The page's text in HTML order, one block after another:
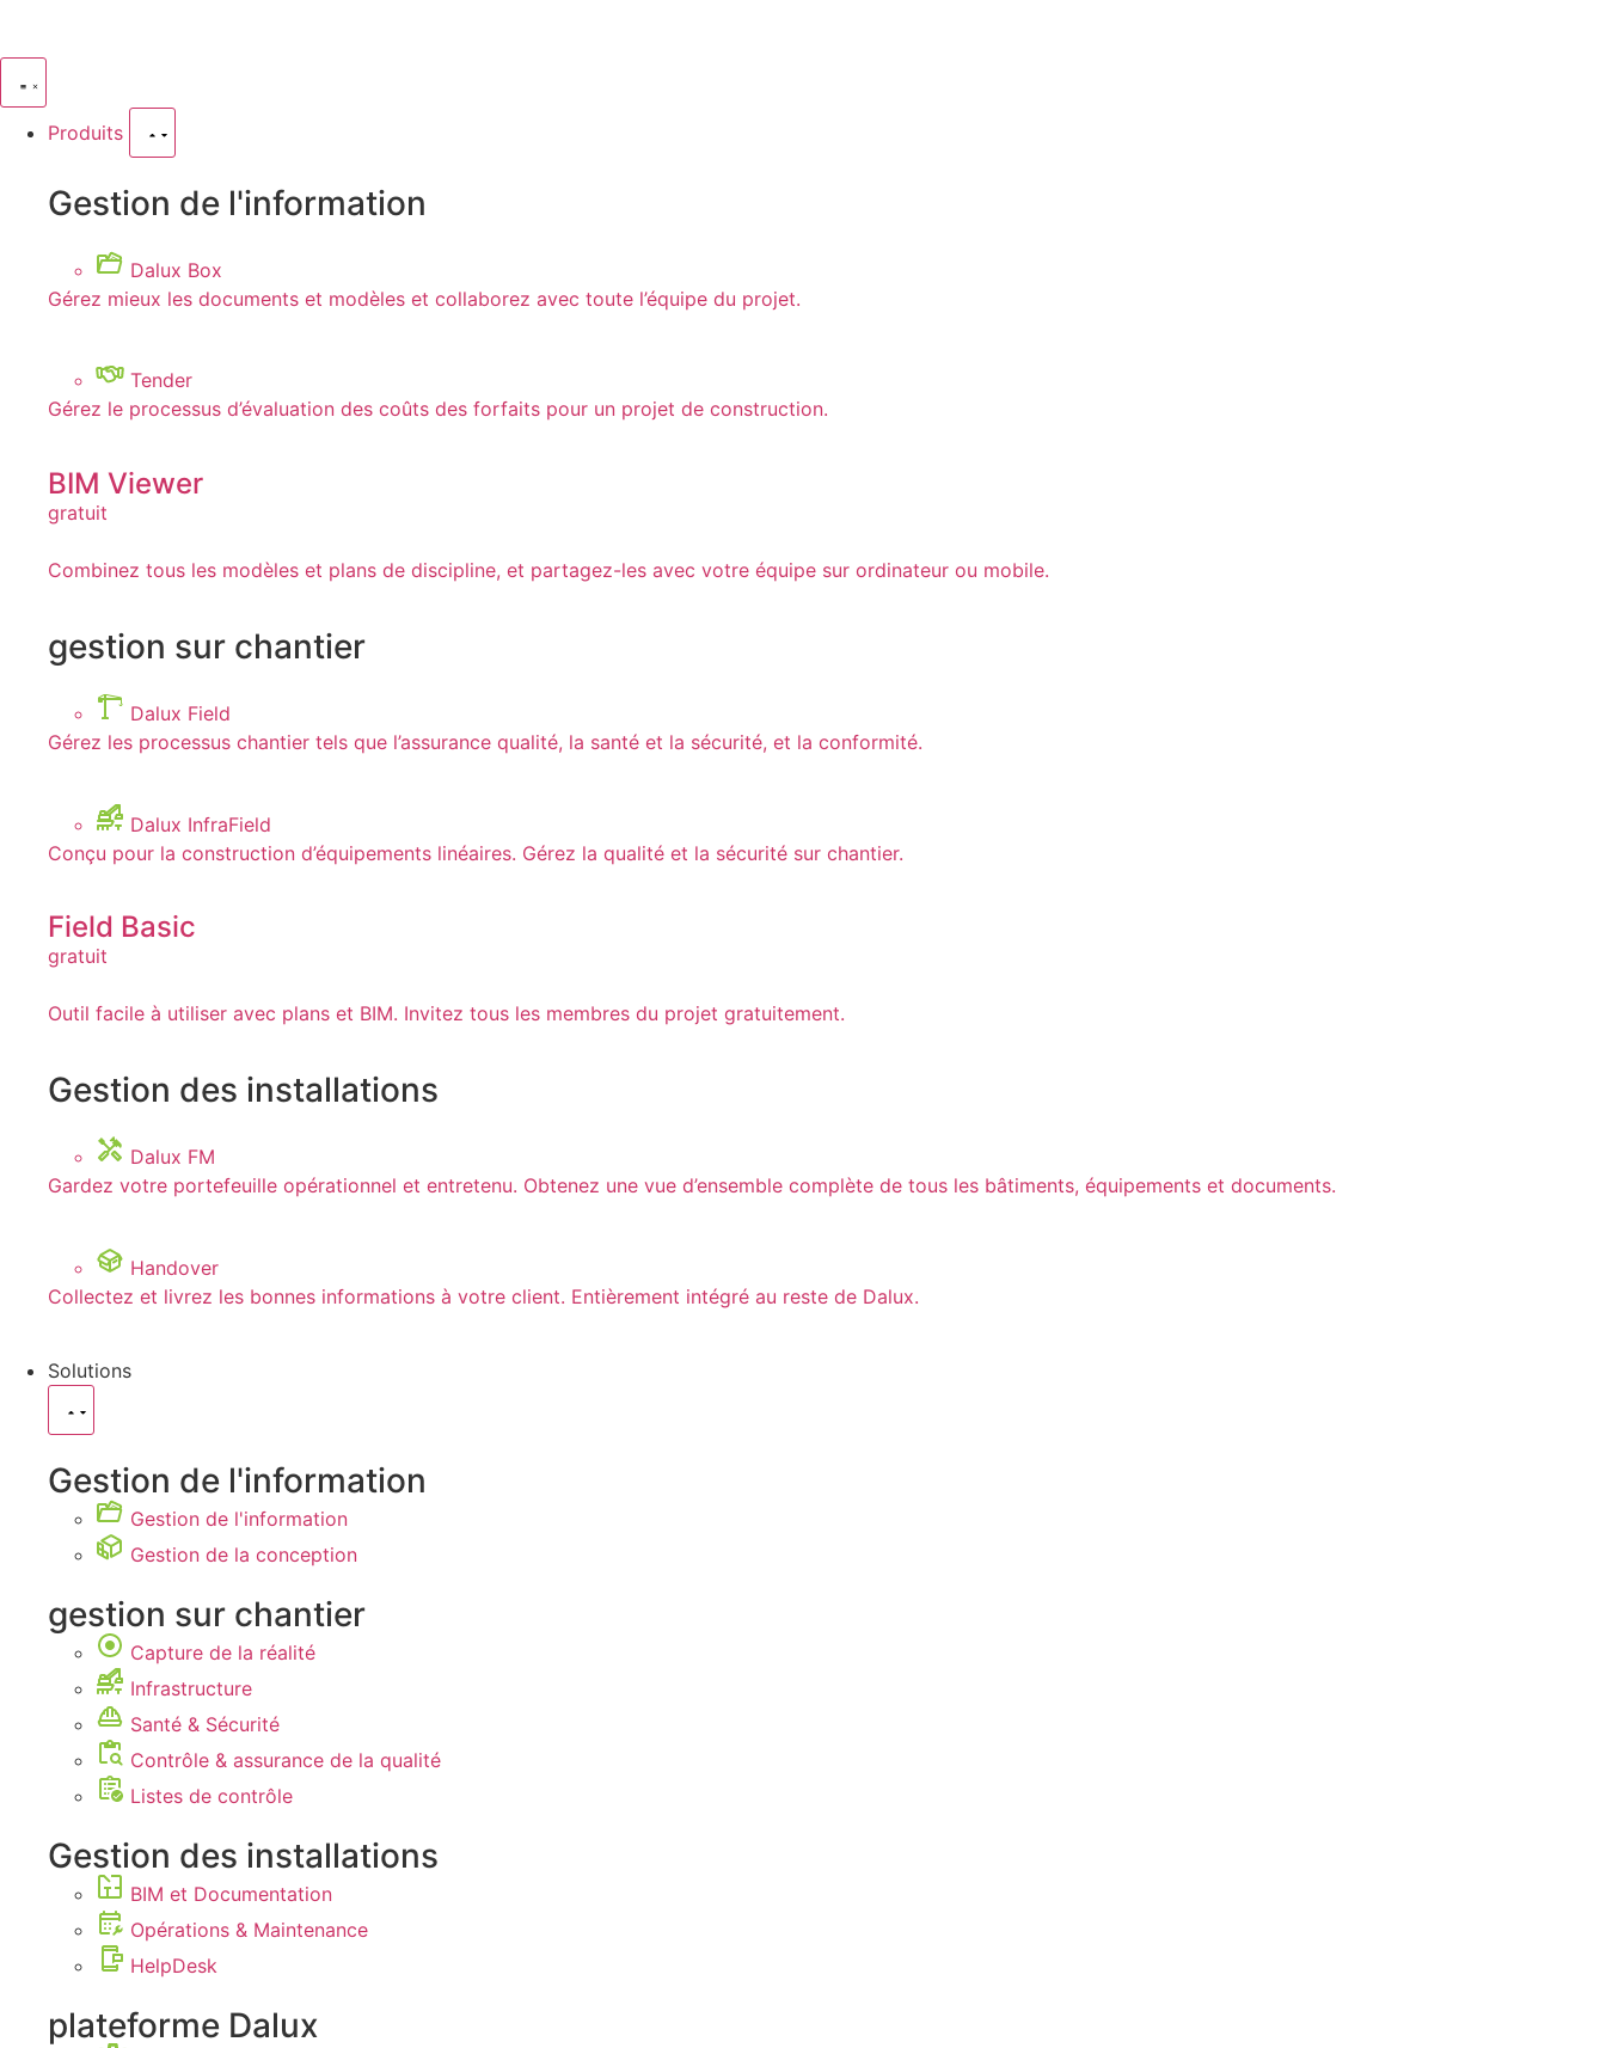
Produits
Gestion de l'information
Dalux Box
Gérez mieux les documents et modèles et collaborez avec toute l’équipe du projet.
Tender
Gérez le processus d’évaluation des coûts des forfaits pour un projet de construction.
BIM Viewer
gratuit
Combinez tous les modèles et plans de discipline, et partagez-les avec votre équipe sur ordinateur ou mobile.
gestion sur chantier
Dalux Field
Gérez les processus chantier tels que l’assurance qualité, la santé et la sécurité, et la conformité.
Dalux InfraField
Conçu pour la construction d’équipements linéaires. Gérez la qualité et la sécurité sur chantier.
Field Basic
gratuit
Outil facile à utiliser avec plans et BIM. Invitez tous les membres du projet gratuitement.
Gestion des installations
Dalux FM
Gardez votre portefeuille opérationnel et entretenu. Obtenez une vue d’ensemble complète de tous les bâtiments, équipements et documents.
Handover
Collectez et livrez les bonnes informations à votre client. Entièrement intégré au reste de Dalux.
Solutions
Gestion de l'information
Gestion de l'information
Gestion de la conception
gestion sur chantier
Capture de la réalité
Infrastructure
Santé & Sécurité
Contrôle & assurance de la qualité
Listes de contrôle
Gestion des installations
BIM et Documentation
Opérations & Maintenance
HelpDesk
plateforme Dalux